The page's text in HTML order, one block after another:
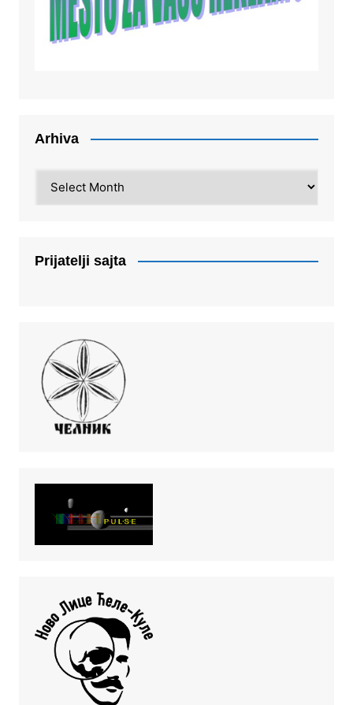
Arhiva
Prijatelji sajta